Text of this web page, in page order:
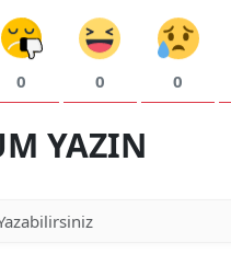
0 0 0
YAZIN